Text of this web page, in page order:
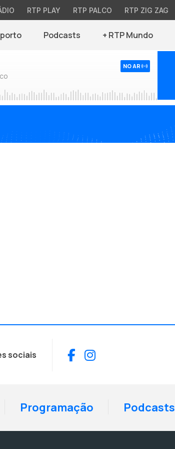
RTP PLAY RTP PALCO RTP ZIG ZAG
Podcasts + RTP Mundo
NO AR
sociais Facebook
Instagram
Programação Podcasts